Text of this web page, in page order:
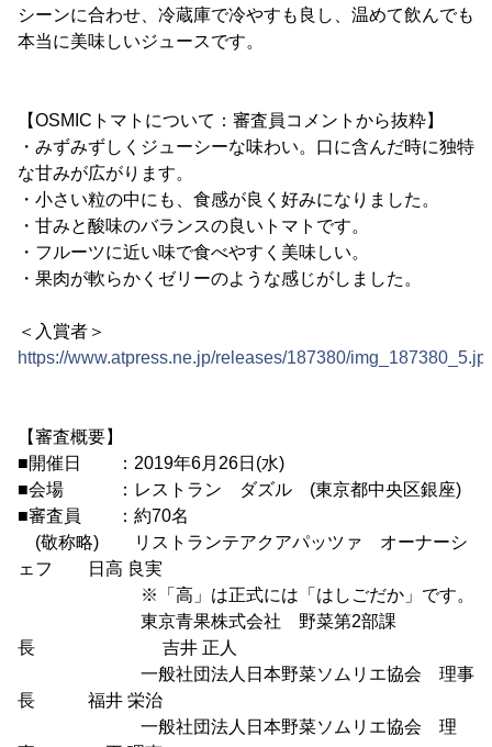
シーンに合わせ、冷蔵庫で冷やすも良し、温めて飲んでも
本当に美味しいジュースです。
【OSMICトマトについて：審査員コメントから抜粋】
・みずみずしくジューシーな味わい。口に含んだ時に独特
な甘みが広がります。
・小さい粒の中にも、食感が良く好みになりました。
・甘みと酸味のバランスの良いトマトです。
・フルーツに近い味で食べやすく美味しい。
・果肉が軟らかくゼリーのような感じがしました。
＜入賞者＞
https://www.atpress.ne.jp/releases/187380/
【審査概要】
■開催日 ：2019年6月26日(水)
■会場 ：レストラン ダズル (東京都中央区銀座)
■審査員 ：約70名
(敬称略) リストランテアクアパッツァ オーナーシ
ェフ 日高 良実
※「高」は正式には「はしごだか」です。
東京青果株式会社 野菜第2部課
長 吉井 正人
一般社団法人日本野菜ソムリエ協会 理事
長 福井 栄治
一般社団法人日本野菜ソムリエ協会 理